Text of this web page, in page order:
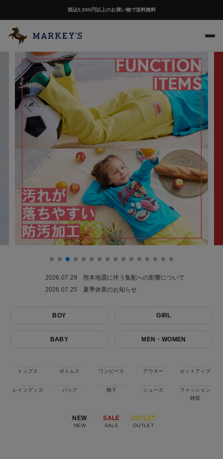
税込5,500円以上のお買い物で送料無料
2026.07.29
熊本地震に伴う集配への影響について
2026.07.25
夏季休業のお知らせ
BOY GIRL
BABY MEN・WOMEN
トップス ボトムス ワンピース アウター セットアップ
レイングッズ バッグ 靴下 シューズ
ファッション
雑貨
NEW
NEW
SALE
SALE
OUTLET
OUTLET